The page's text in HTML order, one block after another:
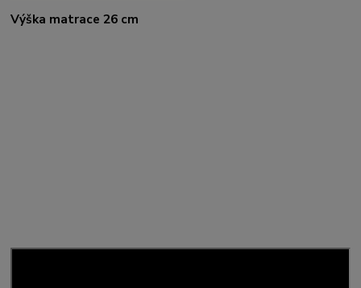
Výška matrace 26 cm